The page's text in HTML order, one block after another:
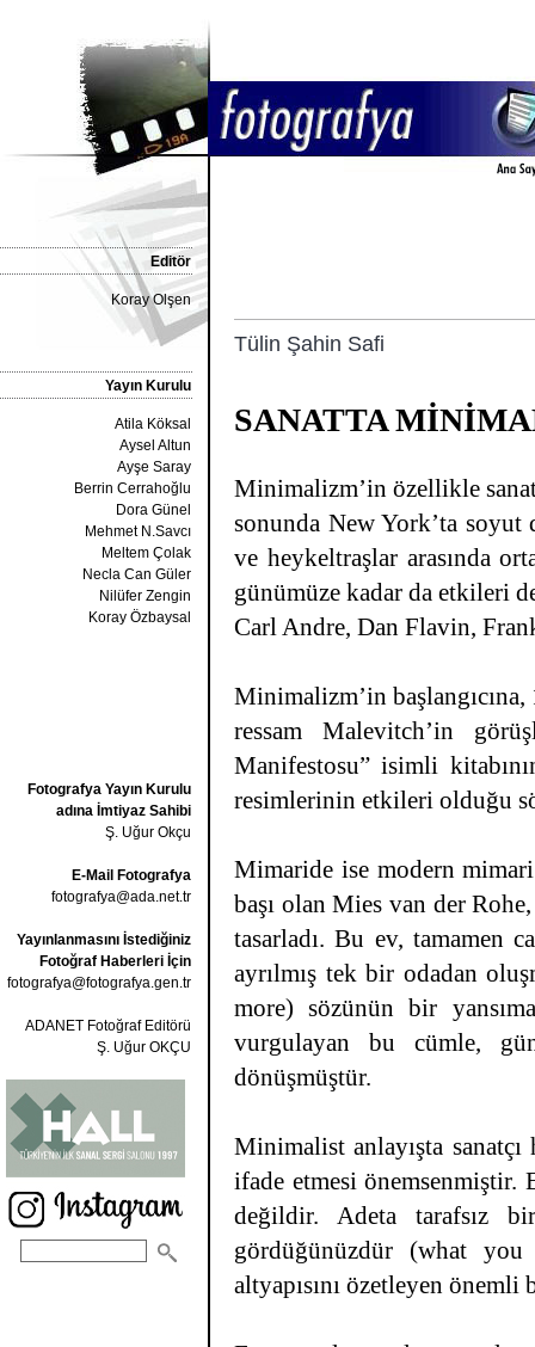
Editör
Koray Olşen
Yayın Kurulu
Atila Köksal
Aysel Altun
Ayşe Saray
Berrin Cerrahoğlu
Dora Günel
Mehmet N.Savcı
Meltem Çolak
Necla Can Güler
Nilüfer Zengin
Koray Özbaysal
Fotografya Yayın Kurulu
adına İmtiyaz Sahibi
Ş. Uğur Okçu
E-Mail Fotografya
fotografya@ada.net.tr
Yayınlanmasını İstediğiniz
Fotoğraf Haberleri İçin
fotografya@fotografya.gen.tr
ADANET Fotoğraf Editörü
Ş. Uğur OKÇU
Tülin Şahin Safi
SANATTA
Minimalizm’in özellikle
sonunda New York’ta soyut
ve heykeltraşlar arasında
günümüze kadar da etkileri
Carl Andre, Dan Flavin,
Minimalizm’in
ressam Malevitch’in
Manifestosu” isimli
resimlerinin etkileri olduğu
Mimaride ise modern
başı olan Mies van der
tasarladı. Bu ev, tamamen
ayrılmış tek bir odadan
more) sözünün bir
vurgulayan bu cümle,
dönüşmüştür.
Minimalist anlayışta
ifade etmesi önemsenmiştir.
değildir. Adeta tarafsız
gördüğünüzdür (what
altyapısını özetleyen önemli